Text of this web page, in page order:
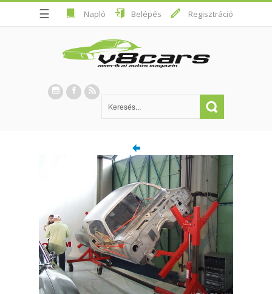
☰ Napló Belépés Regisztráció